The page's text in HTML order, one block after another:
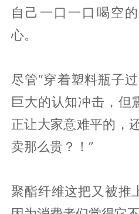
自己一口一口喝空
心。
尽管“穿着塑料瓶子
巨大的认知冲击，但
正让大家意难平的，
卖那么贵？！”
聚酯纤维这把又被推